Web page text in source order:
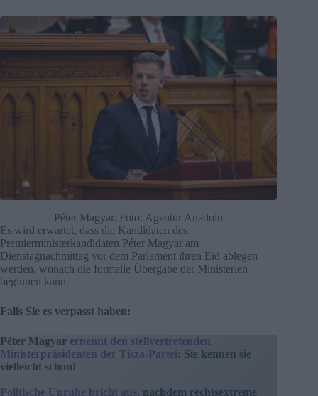
Péter Magyar. Foto: Agentur Anadolu
Es wird erwartet, dass die Kandidaten des
Premierministerkandidaten Péter Magyar am
Dienstagnachmittag vor dem Parlament ihren Eid ablegen
werden, wonach die formelle Übergabe der Ministerien
beginnen kann.
Falls Sie es verpasst haben:
Péter Magyar ernennt den stellvertretenden
Ministerpräsidenten der Tisza-Partei: Sie kennen sie
vielleicht schon!
Politische Unruhe bricht aus, nachdem rechtsextreme